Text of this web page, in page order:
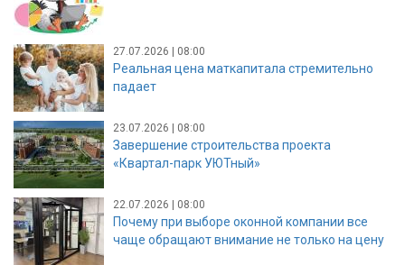
27.07.2026 | 08:00
Реальная цена маткапитала стремительно
падает
23.07.2026 | 08:00
Завершение строительства проекта
«Квартал-парк УЮТный»
22.07.2026 | 08:00
Почему при выборе оконной компании все
чаще обращают внимание не только на цену